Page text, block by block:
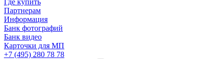
Где купить
Партнерам
Информация
Банк фотографий
Банк видео
Карточки для МП
+7 (495) 280 78 78